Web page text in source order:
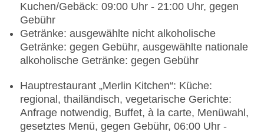
Kuchen/Gebäck: 09:00 Uhr - 21:00 Uhr, gegen
Gebühr
Getränke: ausgewählte nicht alkoholische
Getränke: gegen Gebühr, ausgewählte nationale
alkoholische Getränke: gegen Gebühr
Hauptrestaurant „Merlin Kitchen“: Küche:
regional, thailändisch, vegetarische Gerichte:
Anfrage notwendig, Buffet, à la carte, Menüwahl,
gesetztes Menü, gegen Gebühr, 06:00 Uhr -